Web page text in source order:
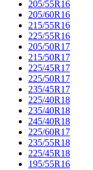
205/55R16
205/60R16
215/55R16
225/55R16
205/50R17
215/50R17
225/45R17
225/50R17
235/45R17
225/40R18
235/40R18
245/40R18
225/60R17
235/55R18
225/45R18
195/55R16